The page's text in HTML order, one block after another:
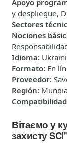
Apoyo
y despliegue,
Sectores
Nociones
Idioma:
Formato: En
Proveedor:
Región:
Compatibilidad
Вітаємо у
захисту SCI"